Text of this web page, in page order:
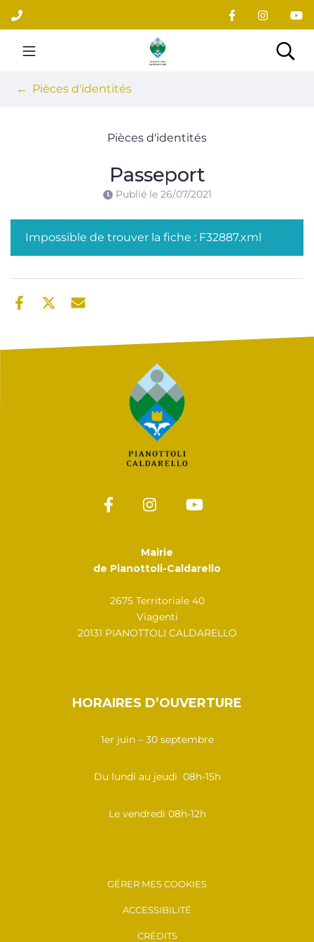
Aller
au
contenu
Site officiel du village
Pièces d'identités
Pièces d'identités
Passeport
Publié le 26/07/2021
Impossible de trouver la fiche : F32887.xml
Mairie
de Pianottoli-Caldarello
2675 Territoriale 40
Viagenti
20131 PIANOTTOLI CALDARELLO
HORAIRES D’OUVERTURE
1er juin – 30 septembre
Du lundi au jeudi 08h-15h
Le vendredi 08h-12h
GÉRER MES COOKIES
ACCESSIBILITÉ
CRÉDITS